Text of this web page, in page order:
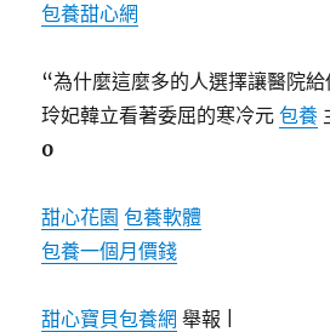
包養甜心網
“為什麼這麼多的人選擇讓醫院
玲妃韓立看著委屈的寒冷元包養
0
甜心花園 包養軟體
包養一個月價錢
甜心寶貝包養網 舉報 |